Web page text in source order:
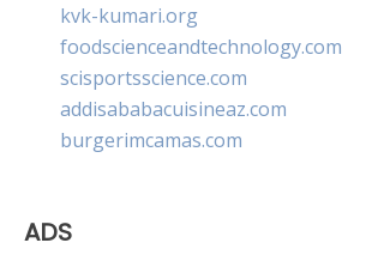
kvk-kumari.org
foodscienceandtechnology.com
scisportsscience.com
addisababacuisineaz.com
burgerimcamas.com
ADS